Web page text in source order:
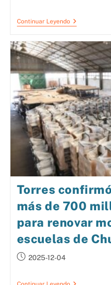
Continuar Leyendo
Torres
más de 700
para renovar
escuelas de
2025-12-04